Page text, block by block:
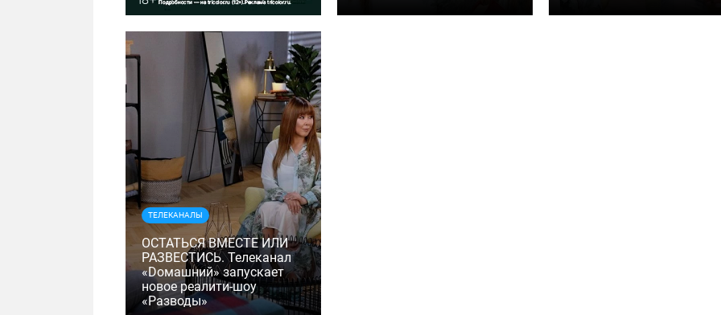
ТЕЛЕКАНАЛЫ
ОСТАТЬСЯ ВМЕСТЕ ИЛИ
РАЗВЕСТИСЬ. Телеканал
«Dомашний» запускает
новое реалити-шоу
«Разводы»